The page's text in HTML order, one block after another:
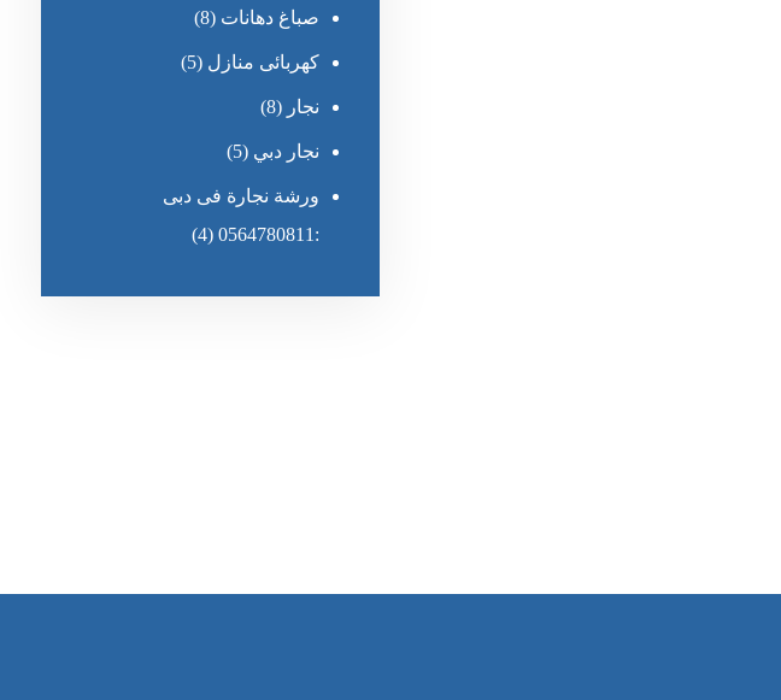
صباغ دهانات (8)
كهربائى منازل (5)
نجار (8)
نجار دبي (5)
ورشة نجارة فى دبى
:0564780811
(4)